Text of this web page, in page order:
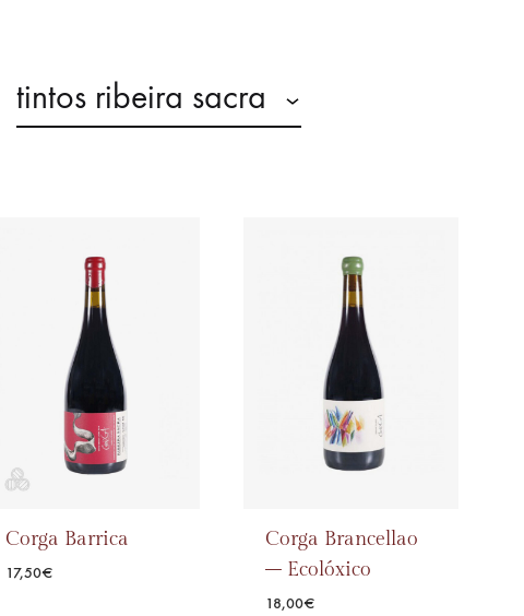
tintos ribeira sacra
Corga Barrica
17,50€
Corga Brancellao
– Ecolóxico
18,00€